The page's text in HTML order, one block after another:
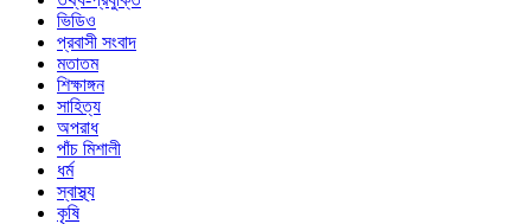
ভিডিও
প্রবাসী সংবাদ
মতাতম
শিক্ষাঙ্গন
সাহিত্য
অপরাধ
পাঁচ মিশালী
ধর্ম
স্বাস্থ্য
কৃষি